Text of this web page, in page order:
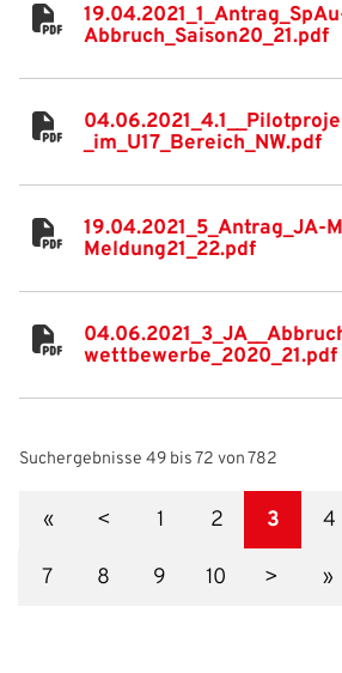
Abbruch_Saison20_21.pdf
_im_U17_Bereich_NW.pdf
19.04.2021_5_Antrag_JA-
Meldung21_22.pdf
wettbewerbe_2020_21.pdf
Suchergebnisse 49 bis 72 von 782
« < 1 2 3 4
7 8 9 10 > »